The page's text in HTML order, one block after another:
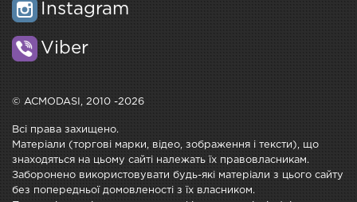
Instagram
Viber
© ACMODASI, 2010 -2026
Всі права захищено.
Матеріали (торгові марки, відео, зображення і тексти), що
знаходяться на цьому сайті належать їх правовласникам.
Заборонено використовувати будь-які матеріали з цього сайту
без попередньої домовленості з їх власником.